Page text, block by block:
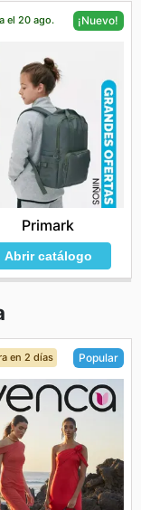
el 20 ago. ¡Nuevo!
Primark
Abrir catálogo
en 2 días Popular